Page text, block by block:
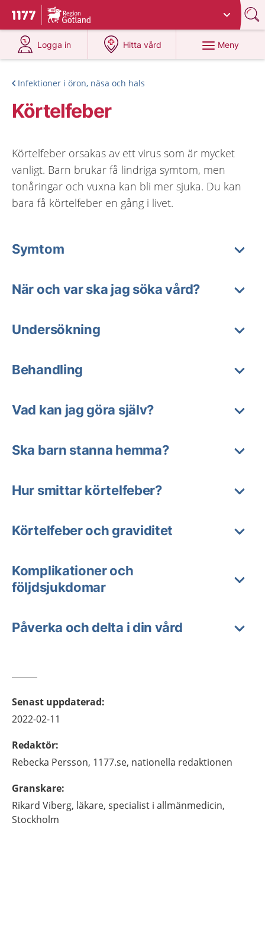
Till startsidan för 1177
Du har valt region
Logga in
på 1177.se
Hitta vård
på 1177.se
Meny
Infektioner i öron, näsa och hals
Körtelfeber
Körtelfeber orsakas av ett virus som är mycket
vanligt. Barn brukar få lindriga symtom, men
tonåringar och vuxna kan bli mer sjuka. Du kan
bara få körtelfeber en gång i livet.
Symtom
När och var ska jag söka vård?
Undersökning
Behandling
Vad kan jag göra själv?
Ska barn stanna hemma?
Hur smittar körtelfeber?
Körtelfeber och graviditet
Komplikationer och
följdsjukdomar
Påverka och delta i din vård
Senast uppdaterad:
2022-02-11
Redaktör:
Rebecka Persson, 1177.se, nationella redaktionen
Granskare:
Rikard Viberg, läkare, specialist i allmänmedicin,
Stockholm